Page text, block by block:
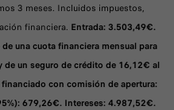
3 meses. Incluidos impuestos,
financiera. Entrada: 3.503,49€.
una cuota financiera mensual para
un seguro de crédito de 16,12€ al
con comisión de apertura:
679,26€. Intereses: 4.987,52€.